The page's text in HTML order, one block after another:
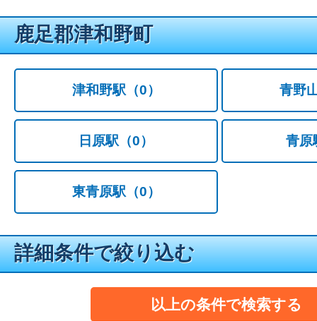
鹿足郡津和野町
津和野駅 （0） 青野
日原駅 （0） 青原
東青原駅 （0）
詳細条件で絞り込む